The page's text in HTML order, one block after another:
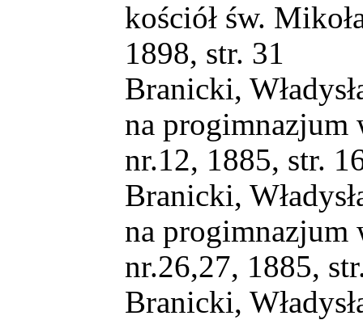
kościół św.
1898, str. 31
Branicki,
na
nr.12, 1885, str.
Branicki,
na
nr.26,27, 1885,
Branicki,